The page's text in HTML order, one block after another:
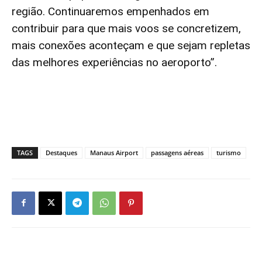
região. Continuaremos empenhados em
contribuir para que mais voos se concretizem,
mais conexões aconteçam e que sejam repletas
das melhores experiências no aeroporto”.
TAGS Destaques Manaus Airport passagens aéreas turismo